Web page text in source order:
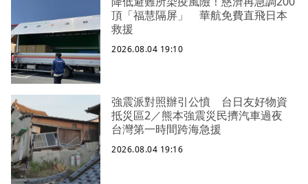
頂「福慧隔屏」 華航免費直飛日本
救援
2026.08.04 19:10
強震派對照辦引公憤 台日友好物資
抵災區2／熊本強震災民擠汽車過夜
台灣第一時間跨海急援
2026.08.04 19:16